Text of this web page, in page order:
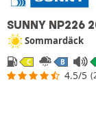
SUNNY NP226
Sommardäck
C B
4.5/5